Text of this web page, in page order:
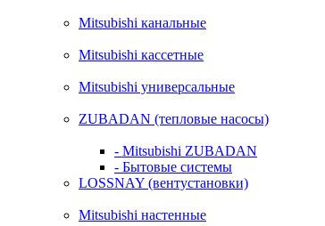
Mitsubishi канальные
Mitsubishi кассетные
Mitsubishi универсальные
ZUBADAN (тепловые насосы)
- Mitsubishi ZUBADAN
- Бытовые системы
LOSSNAY (вентустановки)
Mitsubishi настенные